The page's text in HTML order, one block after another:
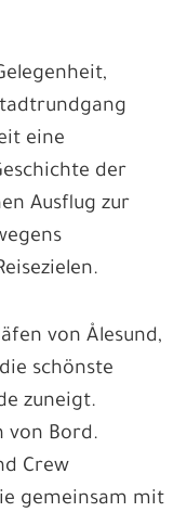
eine
der
Ausflug zur
von Ålesund,
schönste
zuneigt.
von Bord.
Crew
gemeinsam mit